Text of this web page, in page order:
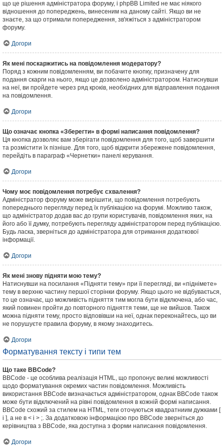
що це рішення адміністратора форуму, і phpBB Limited не має ніякого
відношення до попереджень, винесеним на даному сайті. Якщо ви не
знаєте, за що отримали попередження, зв'яжіться з адміністратором
форуму.
Догори
Як мені поскаржитись на повідомлення модератору?
Поряд з кожним повідомленням, ви побачите кнопку, призначену для
подання скарги на нього, якщо це дозволено адміністратором. Натиснувши
на неї, ви пройдете через ряд кроків, необхідних для відправлення подання
на повідомлення.
Догори
Що означає кнопка «Зберегти» в формі написання повідомлення?
Ця кнопка дозволяє вам зберігати повідомлення для того, щоб завершити
та розмістити їх пізніше. Для того, щоб відкрити збережене повідомлення,
перейдіть в параграф «Чернетки» панелі керування.
Догори
Чому моє повідомлення потребує схвалення?
Адміністратор форуму може вирішити, що повідомлення потребують
попереднього перегляду перед їх публікацією на форумі. Можливо також,
що адміністратор додав вас до групи користувачів, повідомлення яких, на
його або її думку, потребують перегляду адміністратором перед публікацією.
Будь ласка, зверніться до адміністратора для отримання додаткової
інформації.
Догори
Як мені знову підняти мою тему?
Натиснувши на посилання «Підняти тему» при її перегляді, ви «піднімете»
тему в верхню частину першої сторінки форуму. Якщо цього не відбувається,
то це означає, що можливість підняття тим могла бути відключена, або час,
який повинен пройти до повторного підняття теми, ще не вийшов. Також
можна підняти тему, просто відповівши на неї, однак переконайтесь, що ви
не порушуєте правила форуму, в якому знаходитесь.
Догори
Форматування тексту і типи тем
Що таке BBCode?
BBCode - це особлива реалізація HTML, що пропонує великі можливості
щодо форматування окремих частин повідомлення. Можливість
використання BBCode визначається адміністратором, однак BBCode також
може бути відключений на рівні повідомлення в кожній формі написання.
BBCode схожий за стилем на HTML, теги оточуються квадратниим дужками [
і ], а не в < і > ;. За додатковою інформацією про BBCode зверніться до
керівництва з BBCode, яка доступна з форми написання повідомлення.
Догори